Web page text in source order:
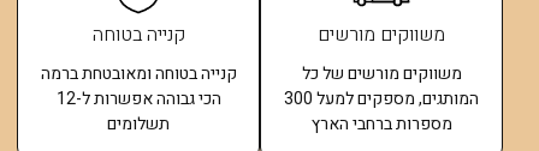
משווקים מורשים
משווקים מורשים של כל
המותגים, מספקים למעל 300
מספרות ברחבי הארץ
קנייה בטוחה
קנייה בטוחה ומאובטחת ברמה
הכי גבוהה אפשרות ל-12
תשלומים​